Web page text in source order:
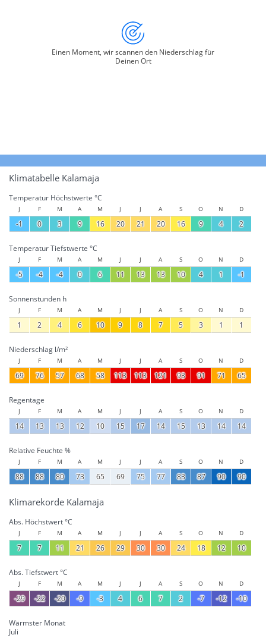
Einen Moment, wir scannen den Niederschlag für
Deinen Ort
Klimatabelle Kalamaja
Temperatur Höchstwerte °C
J F M A M J J A S O N D
-1 0 3 9 16 20 21 20 16 9 4 2
Temperatur Tiefstwerte °C
J F M A M J J A S O N D
-5 -4 -4 0 6 11 13 13 10 4 1 -1
Sonnenstunden h
J F M A M J J A S O N D
1 2 4 6 10 9 8 7 5 3 1 1
Niederschlag l/m²
J F M A M J J A S O N D
69 76 57 68 58 113 113 121 93 91 71 65
Regentage
J F M A M J J A S O N D
14 13 13 12 10 15 17 14 15 13 14 14
Relative Feuchte %
J F M A M J J A S O N D
88 88 80 73 65 69 75 77 83 87 90 90
Klimarekorde Kalamaja
Abs. Höchstwert °C
J F M A M J J A S O N D
7 7 11 21 26 29 30 30 24 18 12 10
Abs. Tiefstwert °C
J F M A M J J A S O N D
-29 -22 -20 -9 -3 4 6 7 2 -7 -12 -10
Wärmster Monat
Juli